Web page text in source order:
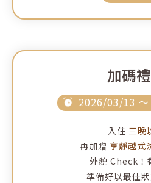
加碼
2026/03/13
入住 三晚
再加贈 享靜越式
外貌 Check！
準備好以最佳